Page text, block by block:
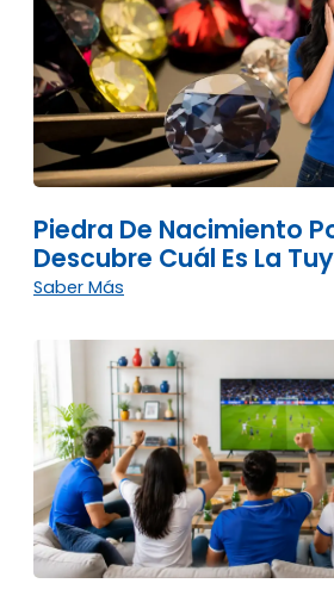
Piedra De Nacimiento
Descubre Cuál Es La
Saber Más